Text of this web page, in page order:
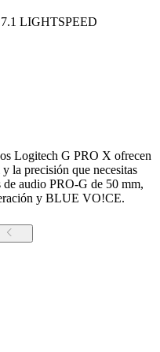
7.1 LIGHTSPEED
Logitech G PRO X ofrecen
la precisión que necesitas
de audio PRO-G de 50 mm,
y BLUE VO!CE.